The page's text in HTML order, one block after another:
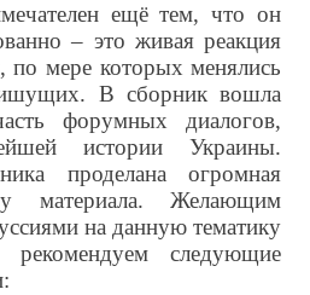
ещё тем, что он
– это живая реакция
по мере которых менялись
В сборник вошла
форумных диалогов,
истории Украины.
проделана огромная
материала. Желающим
на данную тематику
следующие